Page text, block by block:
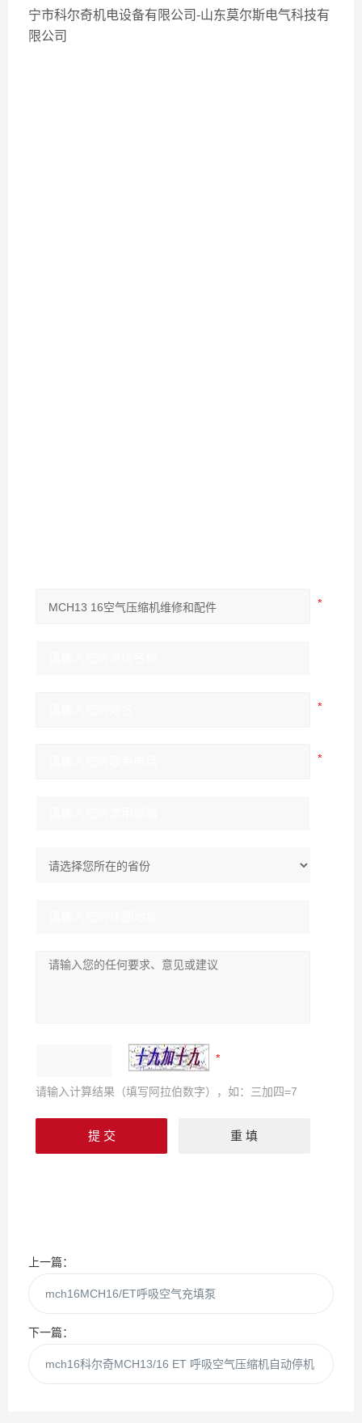
宁市科尔奇机电设备有限公司-山东莫尔斯电气科技有
限公司
请输入计算结果（填写阿拉伯数字），如：三加四=7
上一篇：
mch16MCH16/ET呼吸空气充填泵
下一篇：
mch16科尔奇MCH13/16 ET 呼吸空气压缩机自动停机